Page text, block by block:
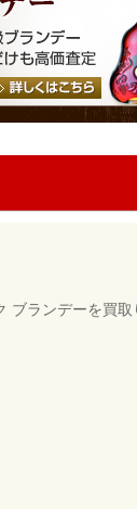
ランデーを買取